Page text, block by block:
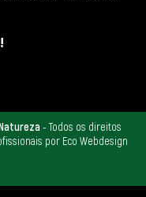
- Todos os direitos
por Eco Webdesign